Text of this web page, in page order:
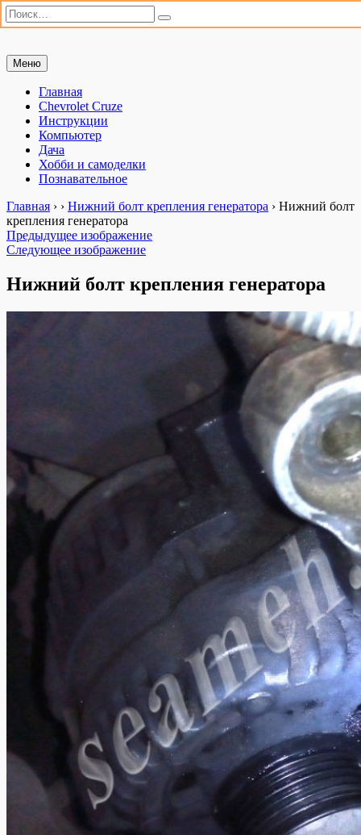
Искать:
Поиск
Перейти
к
содержимому
Мастерим сами
«Мастерим сами» — сайт для практиков. Ремонт автомобиля,
настройка компьютера, дачные хлопоты и полезные хобби. Всё,
что можно сделать своими руками.
Меню
Главная
Chevrolet Cruze
Инструкции
Компьютер
Дача
Хобби и самоделки
Познавательное
Главная › › Нижний болт крепления генератора › Нижний болт
крепления генератора
Предыдущее изображение
Следующее изображение
Нижний болт крепления генератора